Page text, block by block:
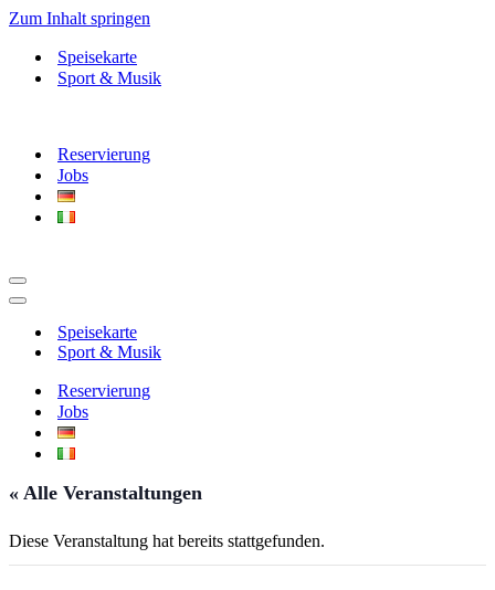
Zum Inhalt springen
Speisekarte
Sport & Musik
Reservierung
Jobs
Navigationsmenü
Navigationsmenü
Speisekarte
Sport & Musik
Reservierung
Jobs
« Alle Veranstaltungen
Diese Veranstaltung hat bereits stattgefunden.